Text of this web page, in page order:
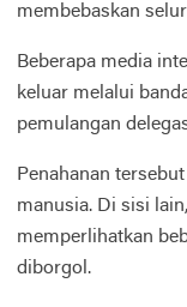
membebaskan
Beberapa media
keluar melalui
pemulangan
Penahanan
manusia. Di sisi
memperlihatkan
diborgol.